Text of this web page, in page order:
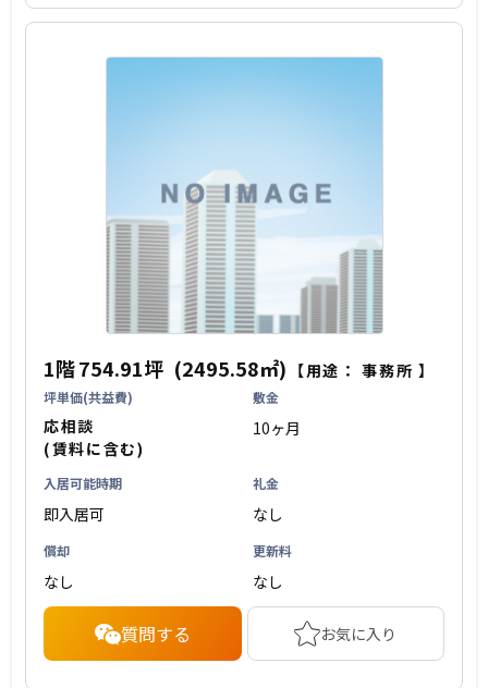
1階754.91坪 (2495.58㎡) 【用途：事務所 】
坪単価(共益費)
応相談
(賃料に含む)
敷金
10ヶ月
入居可能時期
即入居可
礼金
なし
償却
なし
更新料
なし
質問する お気に入り